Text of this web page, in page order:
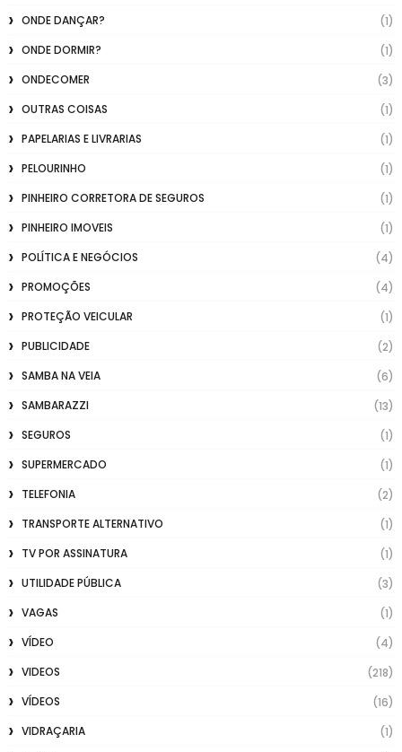
ONDE DANÇAR?
(1)
ONDE DORMIR?
(1)
ONDECOMER
(3)
OUTRAS COISAS
(1)
PAPELARIAS E LIVRARIAS
(1)
PELOURINHO
(1)
PINHEIRO CORRETORA DE SEGUROS
(1)
PINHEIRO IMOVEIS
(1)
POLÍTICA E NEGÓCIOS
(4)
PROMOÇÕES
(4)
PROTEÇÃO VEICULAR
(1)
PUBLICIDADE
(2)
SAMBA NA VEIA
(6)
SAMBARAZZI
(13)
SEGUROS
(1)
SUPERMERCADO
(1)
TELEFONIA
(2)
TRANSPORTE ALTERNATIVO
(1)
TV POR ASSINATURA
(1)
UTILIDADE PÚBLICA
(3)
VAGAS
(1)
VÍDEO
(4)
VIDEOS
(218)
VÍDEOS
(16)
VIDRAÇARIA
(1)